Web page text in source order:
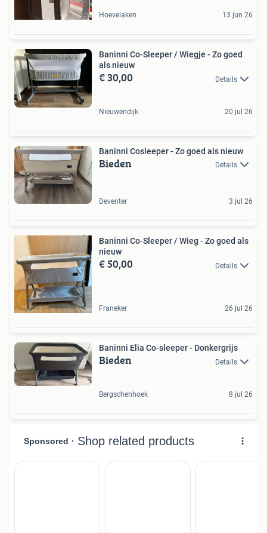
Hoevelaken 13 jun 26
Baninni Co-Sleeper / Wiegje - Zo goed
als nieuw
€ 30,00 Details
Nieuwendijk 20 jul 26
Baninni Cosleeper - Zo goed als nieuw
Bieden Details
Deventer 3 jul 26
Baninni Co-Sleeper / Wieg - Zo goed als
nieuw
€ 50,00 Details
Franeker 26 jul 26
Baninni Elia Co-sleeper - Donkergrijs
Bieden Details
Bergschenhoek 8 jul 26